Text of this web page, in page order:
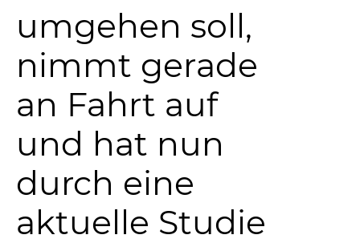
umgehen soll,
nimmt gerade
an Fahrt auf
und hat nun
durch eine
aktuelle Studie